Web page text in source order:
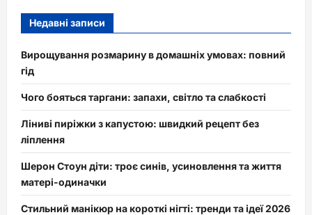
Недавні записи
Вирощування розмарину в домашніх умовах: повний
гід
Чого бояться таргани: запахи, світло та слабкості
Ліниві пиріжки з капустою: швидкий рецепт без
ліплення
Шерон Стоун діти: троє синів, усиновлення та життя
матері-одиначки
Стильний манікюр на короткі нігті: тренди та ідеї 2026